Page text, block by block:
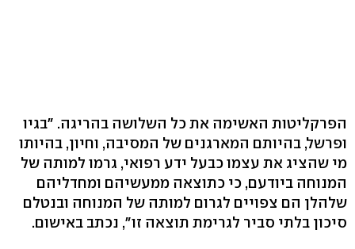
הפרקליטות האשימה את כל השלושה בהריגה. "בגיו
ופרשל, בהיותם המארגנים של המסיבה, וחיון, בהיותו
מי שהציג את עצמו כבעל ידע רפואי, גרמו למותה של
המנוחה ביודעם, כי כתוצאה ממעשיהם ומחדליהם
שלהלן הם צפויים לגרום למותה של המנוחה ובנטלם
סיכון בלתי סביר לגרימת תוצאה זו", נכתב באישום.